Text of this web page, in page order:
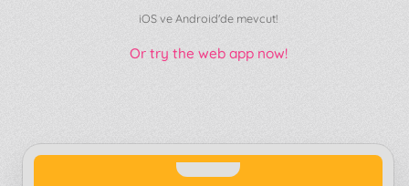
iOS ve Android'de mevcut!
Or try the web app now!